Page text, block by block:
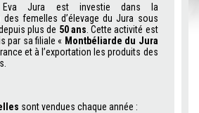
Eva Jura est investie dans la
femelles d’élevage du Jura sous
plus de 50 ans . Cette activité est
par sa filiale « Montbéliarde du Jura
et à l’exportation les produits des
sont vendues chaque année :